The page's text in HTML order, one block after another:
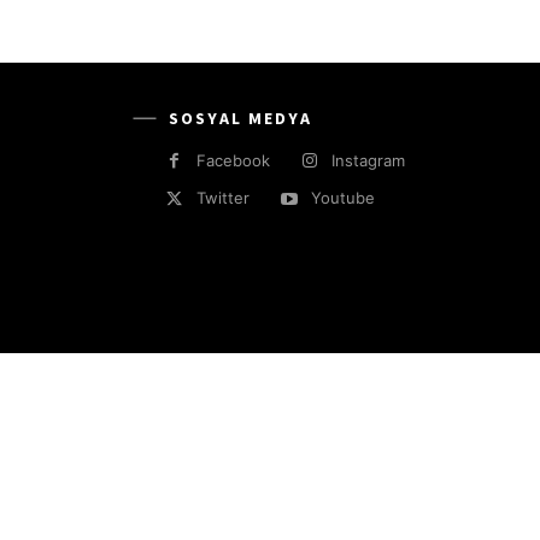
SOSYAL MEDYA
Facebook
Instagram
Twitter
Youtube